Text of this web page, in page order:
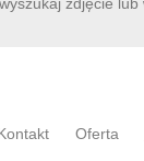
Oferta